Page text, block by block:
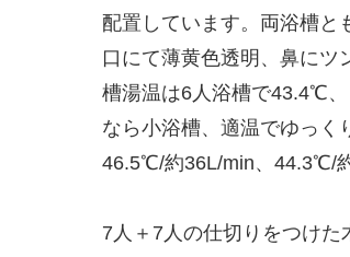
配置しています。両浴槽と
口にて薄黄色透明、鼻にツ
槽湯温は6人浴槽で43.4℃
なら小浴槽、適温でゆっく
46.5℃/約36L/min、44.3℃/
7人＋7人の仕切りをつけ